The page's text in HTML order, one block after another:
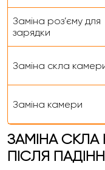
Заміна роз’єму для
зарядки
Заміна скла
Заміна камери
ЗАМІНА СКЛА
ПІСЛЯ